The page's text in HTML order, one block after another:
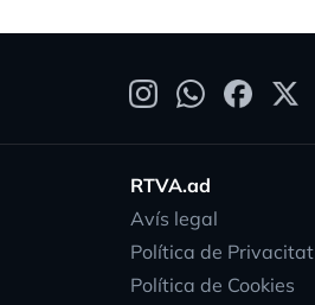
RTVA.ad
Avís legal
Política de Privacitat
Política de Cookies